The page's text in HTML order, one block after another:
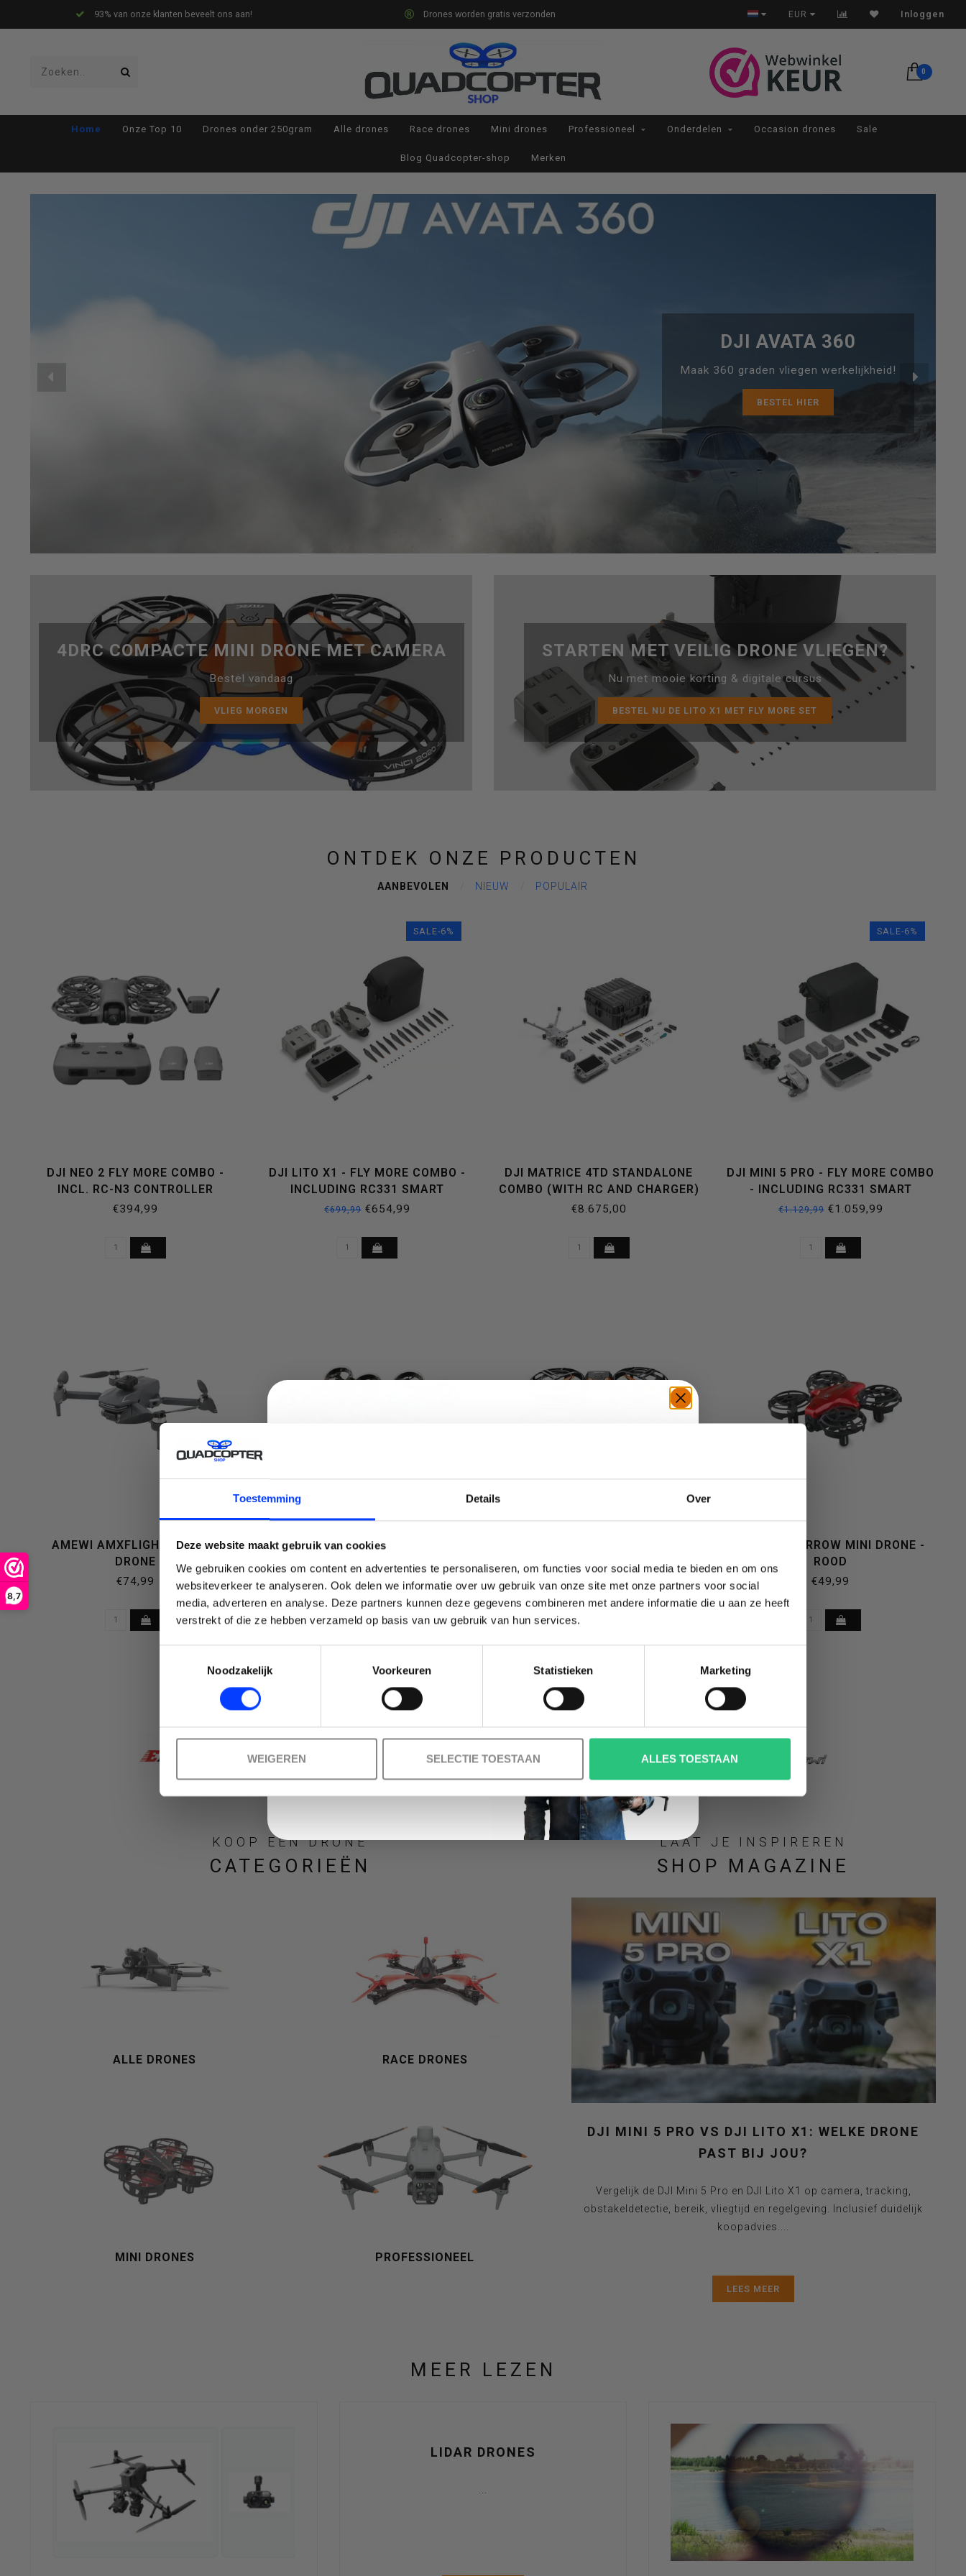
Toestemming Details Over
Deze website maakt gebruik van cookies
We gebruiken cookies om content en advertenties te personaliseren, om functies voor social media te bieden en om ons
websiteverkeer te analyseren. Ook delen we informatie over uw gebruik van onze site met onze partners voor social
media, adverteren en analyse. Deze partners kunnen deze gegevens combineren met andere informatie die u aan ze heeft
verstrekt of die ze hebben verzameld op basis van uw gebruik van hun services.
Noodzakelijk
Voorkeuren Statistieken Marketing
WEIGEREN SELECTIE TOESTAAN ALLES TOESTAAN
8,7
Drones worden gratis verzonden Op werkdagen voor 22:00 besteld, morgen in huis* EUR Inloggen
een
beschikbaar
selecteren.
op
naar
geselecteerde
Als
u
met
u
0
Home Onze Top 10 Drones onder 250gram Alle drones Race drones Mini drones Professioneel Onderdelen Occasion drones Sale
Blog Quadcopter-shop Merken
DJI AVATA 360
Maak 360 graden vliegen werkelijkheid!
BESTEL HIER
4DRC COMPACTE MINI DRONE MET CAMERA
Bestel vandaag
VLIEG MORGEN
STARTEN MET VEILIG DRONE VLIEGEN?
Nu met mooie korting & digitale cursus
BESTEL NU DE LITO X1 MET FLY MORE SET
ONTDEK ONZE PRODUCTEN
AANBEVOLEN NIEUW POPULAIR
DJI NEO 2 FLY MORE COMBO -
INCL. RC-N3 CONTROLLER
€394,99
SALE-6%
DJI LITO X1 - FLY MORE COMBO -
INCLUDING RC331 SMART
CONTROLLER
€699,99€654,99
DJI MATRICE 4TD STANDALONE
COMBO (WITH RC AND CHARGER)
€8.675,00
SALE-6%
DJI MINI 5 PRO - FLY MORE COMBO
- INCLUDING RC331 SMART
CONTROLLER
€1.129,99€1.059,99
AMEWI AMXFLIGHT X4KPRO
DRONE
€74,99
AMEWI FIGHTSTAR BATTLE DRONE
SET DRONE
€79,99
MET CAMERA
€79,99
AMEWI SPARROW MINI DRONE -
ROOD
€49,99
ONZE MERKEN
KOOP EEN DRONE
CATEGORIEËN
ALLE DRONES RACE DRONES
MINI DRONES PROFESSIONEEL
LAAT JE INSPIREREN
SHOP MAGAZINE
DJI MINI 5 PRO VS DJI LITO X1: WELKE DRONE
PAST BIJ JOU?
Vergelijk de DJI Mini 5 Pro en DJI Lito X1 op camera, tracking,
obstakeldetectie, bereik, vliegtijd en regelgeving. Inclusief duidelijk
koopadvies....
LEES MEER
MEER LEZEN
LIDAR DRONES
...
CLAIM KORTING OP JE EERSTE
BESTELLING!
Ontvang je welkomstkorting tot 15 euro.
Minimale besteding 100 euro .
Email